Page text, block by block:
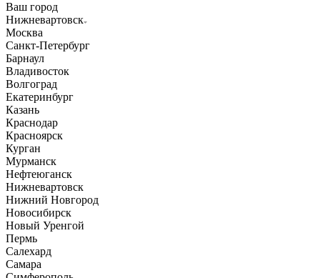
Ваш город
Нижневартовск
Москва
Санкт-Петербург
Барнаул
Владивосток
Волгоград
Екатеринбург
Казань
Краснодар
Красноярск
Курган
Мурманск
Нефтеюганск
Нижневартовск
Нижний Новгород
Новосибирск
Новый Уренгой
Пермь
Салехард
Самара